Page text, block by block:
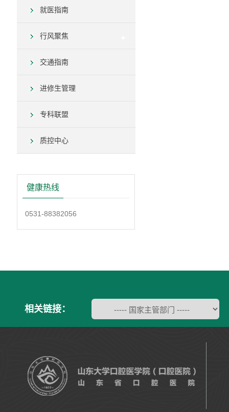
就医指南
行风聚焦
交通指南
进修生管理
专科联盟
质控中心
健康热线
0531-88382056
相关链接：